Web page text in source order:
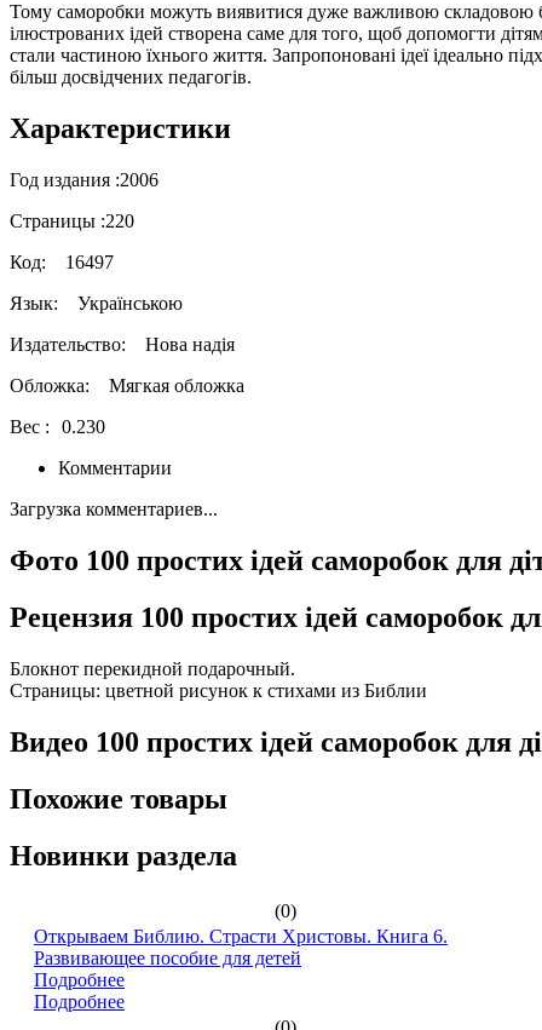
Тому саморобки можуть виявитися дуже важливою складовою
ілюстрованих ідей створена саме для того, щоб допомогти
стали частиною їхнього життя. Запропоновані ідеї ідеально
більш досвідчених педагогів.
Характеристики
Год издания :2006
Страницы :220
Код: 16497
Язык: Українською
Издательство:
Нова надія
Обложка: Мягкая обложка
Вес :
0.230
Комментарии
Загрузка комментариев...
Фото 100 простих ідей саморобок для
Рецензия 100 простих ідей саморобок
Блокнот перекидной подарочный.
Страницы: цветной рисунок к стихами из Библии
Видео 100 простих ідей саморобок для
Похожие товары
Новинки раздела
(0)
Открываем Библию. Страсти Христовы. Книга 6.
Развивающее пособие для детей
Подробнее
Подробнее